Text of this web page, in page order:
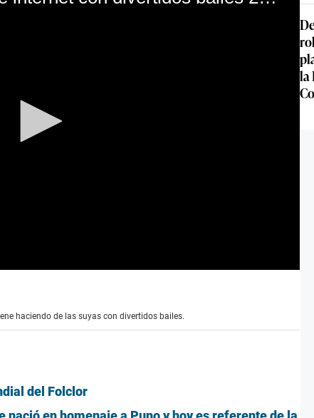
haciendo de las suyas con divertidos bailes.
del Folclor
la